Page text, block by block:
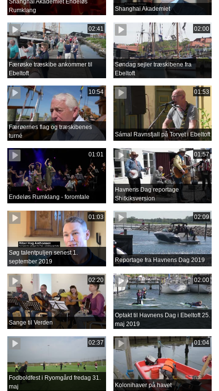
Shanghai Akademiet Endeløs
Rumklang
Shanghai Akademiet
02:41
Færøske træskibe ankommer til
Ebeltoft
02:00
Søndag sejler træskibene fra
Ebeltoft
10:54
Færøernes flag og træskibenes
turné
01:53
Sámal Ravnsfjall på Torvet i Ebeltoft
01:01
Endeløs Rumklang - foromtale
01:57
Havnens Dag reportage
Shitkiksversion
01:03
Søg talentpuljen senest 1.
september 2019
02:09
Reportage fra Havnens Dag 2019
02:20
Sange til Verden
02:00
Optakt til Havnens Dag i Ebeltoft 25.
maj 2019
02:37
Fodboldfest i Ryomgård fredag 31.
maj
01:04
Kolonihaver på havet